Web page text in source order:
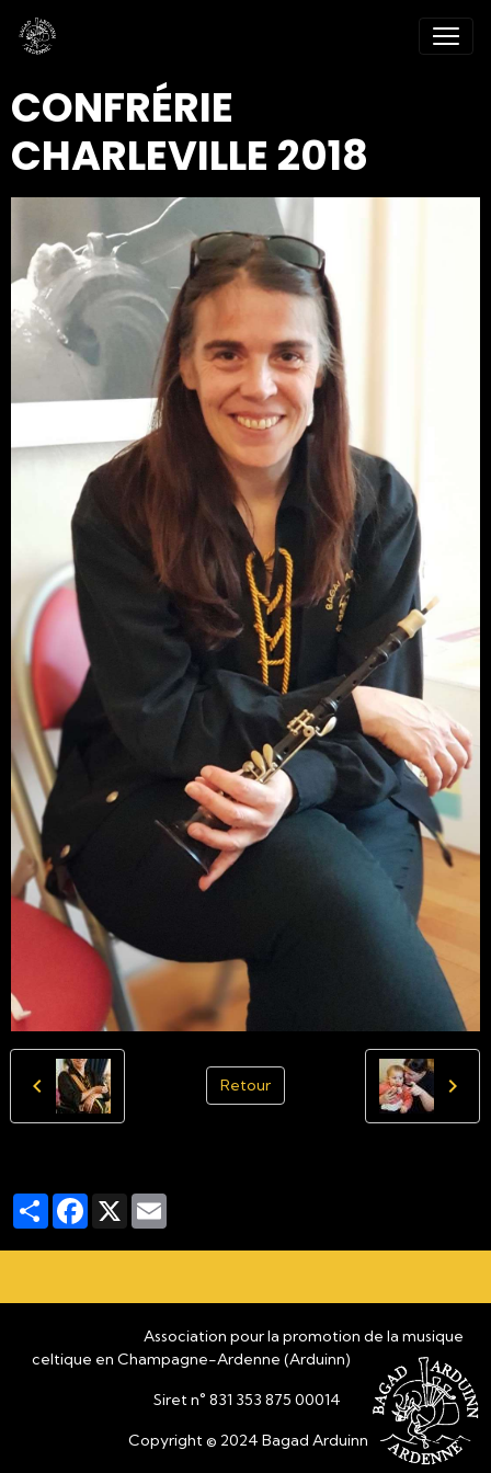
CONFRÉRIE
CHARLEVILLE 2018
Retour
PartagerFacebook
X
Association pour la promotion de la musique
celtique en Champagne-Ardenne (Arduinn)
Siret n° 831 353 875 00014
Copyright © 2024 Bagad Arduinn